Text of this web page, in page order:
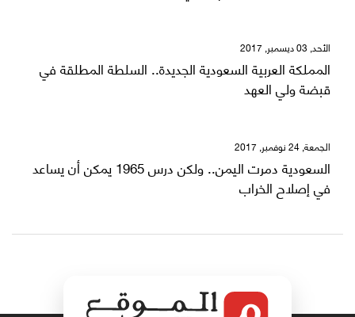
الأحد, 03 ديسمبر, 2017
المملكة العربية السعودية الجديدة.. السلطة المطلقة في
قبضة ولي العهد
الجمعة, 24 نوفمبر, 2017
السعودية دمرت اليمن.. ولكن درس 1965 يمكن أن يساعد
في إصلاح الخراب